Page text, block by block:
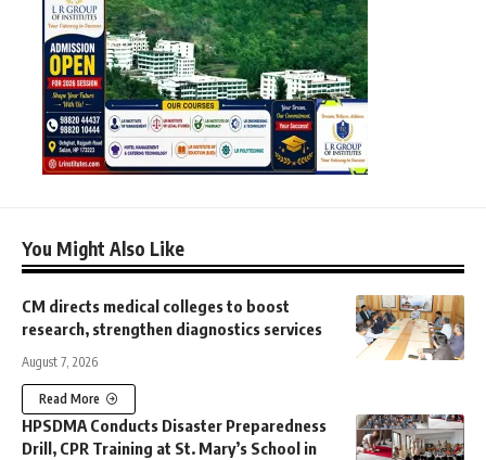
You Might Also Like
CM directs medical colleges to boost
research, strengthen diagnostics services
August 7, 2026
Read More
HPSDMA Conducts Disaster Preparedness
Drill, CPR Training at St. Mary’s School in